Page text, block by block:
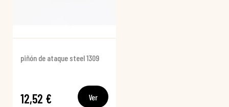
piñón de ataque steel 1309
12,52 € Ver